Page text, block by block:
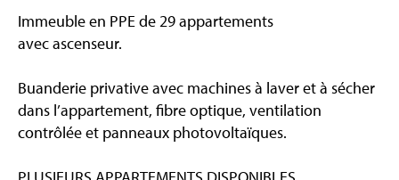
Immeuble en PPE de 29 appartements
avec ascenseur.
Buanderie privative avec machines à laver et à sécher
dans l’appartement, fibre optique, ventilation
contrôlée et panneaux photovoltaïques.